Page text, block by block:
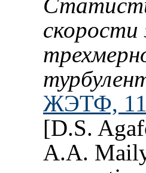
ЖЭТФ,
[D.S.
A.A.